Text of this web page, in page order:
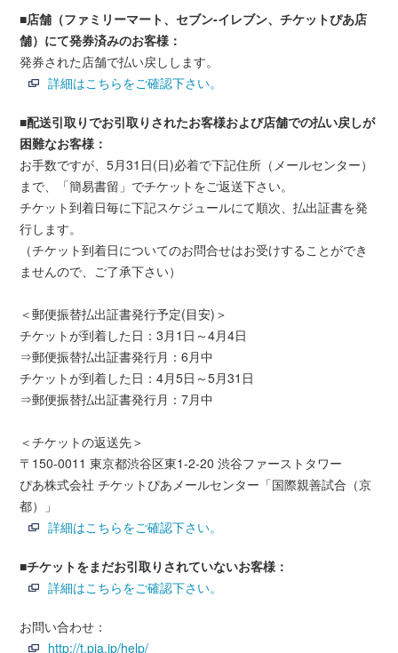
■店舗（ファミリーマート、セブン‐イレブン、チケットぴあ店
舗）にて発券済みのお客様：
発券された店舗で払い戻しします。
詳細はこちらをご確認下さい。
■配送引取りでお引取りされたお客様および店舗での払い戻しが
困難なお客様：
お手数ですが、5月31日(日)必着で下記住所（メールセンター）
まで、「簡易書留」でチケットをご返送下さい。
チケット到着日毎に下記スケジュールにて順次、払出証書を発
行します。
（チケット到着日についてのお問合せはお受けすることができ
ませんので、ご了承下さい）
＜郵便振替払出証書発行予定(目安)＞
チケットが到着した日：3月1日～4月4日
⇒郵便振替払出証書発行月：6月中
チケットが到着した日：4月5日～5月31日
⇒郵便振替払出証書発行月：7月中
＜チケットの返送先＞
〒150-0011 東京都渋谷区東1-2-20 渋谷ファーストタワー
ぴあ株式会社 チケットぴあメールセンター「国際親善試合（京
都）」
詳細はこちらをご確認下さい。
■チケットをまだお引取りされていないお客様：
詳細はこちらをご確認下さい。
お問い合わせ：
http://t.pia.jp/help/